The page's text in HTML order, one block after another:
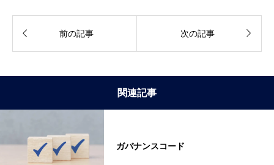
 前の記事 次の記事 
関連記事
ガバナンスコード